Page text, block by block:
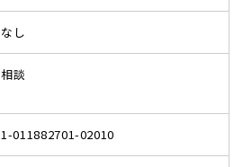
なし
相談
1-011882701-02010